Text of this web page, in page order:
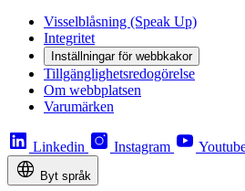
Visselblåsning (Speak Up)
Integritet
Inställningar för webbkakor
Tillgänglighetsredogörelse
Om webbplatsen
Varumärken
Linkedin Instagram
Byt språk